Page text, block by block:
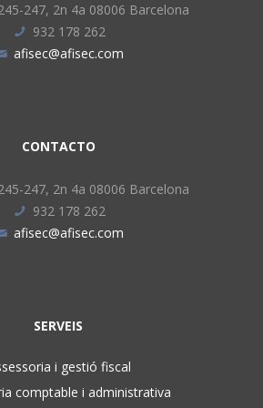
247, 2n 4a 08006 Barcelona
932 178 262
afisec@afisec.com
CONTACTO
247, 2n 4a 08006 Barcelona
932 178 262
afisec@afisec.com
SERVEIS
i gestió fiscal
comptable i administrativa